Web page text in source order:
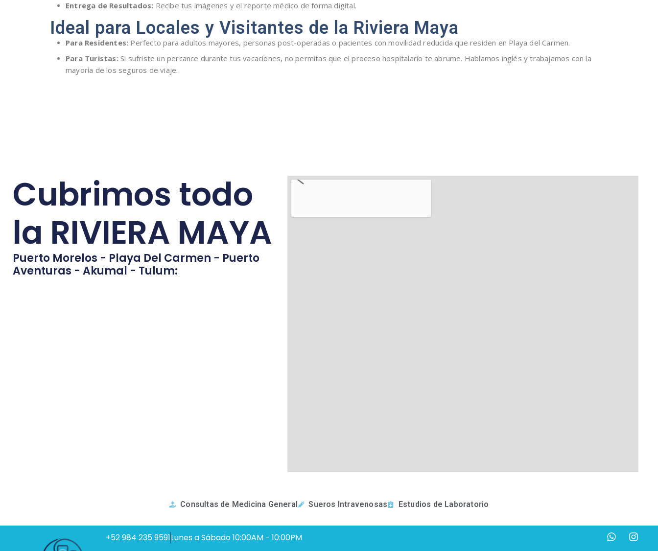
Entrega de Resultados: Recibe tus imágenes y el reporte médico de forma digital.
Ideal para Locales y Visitantes de la Riviera Maya
Para Residentes: Perfecto para adultos mayores, personas post-operadas o pacientes con movilidad reducida que residen en Playa del Carmen.
Para Turistas: Si sufriste un percance durante tus vacaciones, no permitas que el proceso hospitalario te abrume. Hablamos inglés y trabajamos con la
mayoría de los seguros de viaje.
Cubrimos todo
la RIVIERA MAYA
Puerto Morelos - Playa Del Carmen - Puerto
Aventuras - Akumal - Tulum:
Consultas de Medicina General Sueros Intravenosas Estudios de Laboratorio
+52 984 235 9591Lunes a Sábado 10:00AM - 10:00PM